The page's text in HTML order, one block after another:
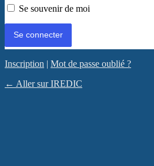
Se souvenir de moi
Inscription | Mot de passe oublié ?
← Aller sur IREDIC